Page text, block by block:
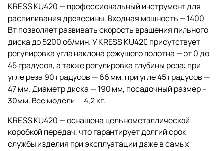
KRESS KU420 — профессиональный инструмент для
распиливания древесины. Входная мощность — 1400
Вт позволяет развивать скорость вращения пильного
диска до 5200 об/мин. У KRESS KU420 присутствует
регулировка угла наклона режущего полотна — от 0 до
45 градусов, а также регулировка глубины реза: при
угле реза 90 градусов — 66 мм, при угле 45 градусов —
47 мм. Диаметр диска — 190 мм, посадочный размер –
30мм. Вес модели — 4,2 кг.
KRESS KU420 — оснащена цельнометаллической
коробкой передач, что гарантирует долгий срок
службы изделия при эксплуатации даже в самых